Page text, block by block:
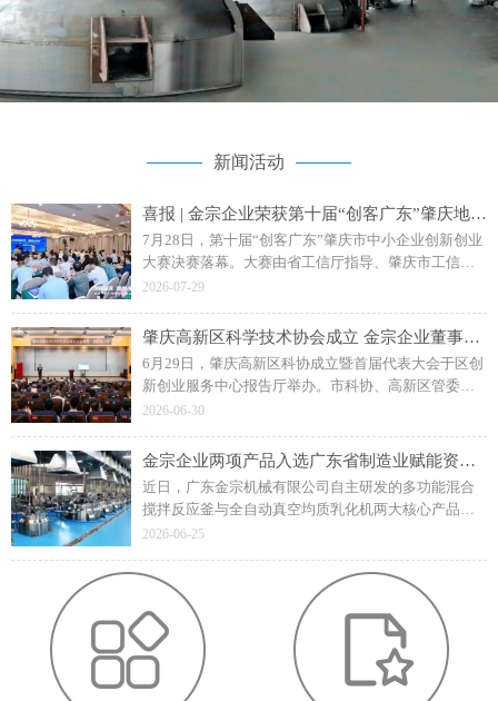
新闻活动
喜报 | 金宗企业荣获第十届“创客广东”肇庆地市赛二等奖
7月28日，第十届“创客广东”肇庆市中小企业创新创业
大赛决赛落幕。大赛由省工信厅指导、肇庆市工信局
主办，主题为“创客肇庆智创未来”。广东金宗机械“水
2026-07-29
肇庆高新区科学技术协会成立 金宗企业董事长钟日强当选副主席
6月29日，肇庆高新区科协成立暨首届代表大会于区创
新创业服务中心报告厅举办。市科协、高新区管委会
相关领导，各单位、科研院校及金宗机械等企业代表
2026-06-30
金宗企业两项产品入选广东省制造业赋能资源名录
近日，广东金宗机械有限公司自主研发的多功能混合
搅拌反应釜与全自动真空均质乳化机两大核心产品凭
借技术先进性与成熟应用价值顺利通过遴选，标志着
获得省级官方认定。
2026-06-25